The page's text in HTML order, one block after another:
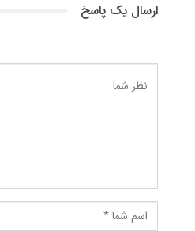
ارسال یک پاسخ